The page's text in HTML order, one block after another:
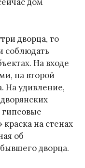
дворца, то
соблюдать
На входе
на второй
На удивление,
гипсовые
краска на стенах
об
дворца.